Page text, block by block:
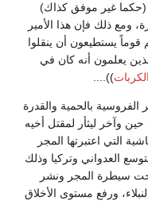
(حكما غير موفق كذاك)
ومع ذلك فإن هذا الأمير
قوماً يستطيعون أن ينقلوا
يعلمون أنه كان في
))....
بالحمية والقدرة
وآخر ليثأر لمقتل أخيه
التي اعتبرتها المجر
العدواني وتركيا وذلك
تحت سيطرة المجر ونشر
ورفع مستوى الأخلاق